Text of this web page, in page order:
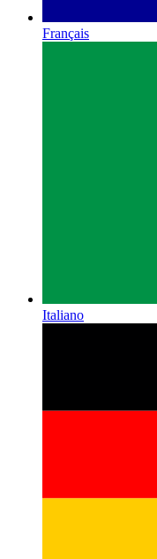
Français
Italiano